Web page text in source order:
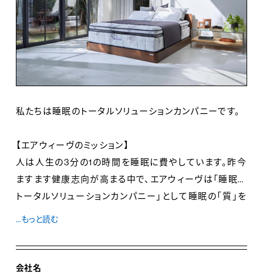
私たちは睡眠のトータルソリューションカンパニーです。
【エアウィーヴのミッション】
人は人生の3分の1の時間を睡眠に費やしています。昨今
ますます健康志向が高まる中で、エアウィーヴは「睡眠の
トータルソリューションカンパニー」として睡眠の「質」を
提供しています。ただ寝具を売ることとは違い、睡眠の質
活インフラ事業』としての役割を果たすことをミッション
に事業活動を行っています。
...もっと読む
会社名